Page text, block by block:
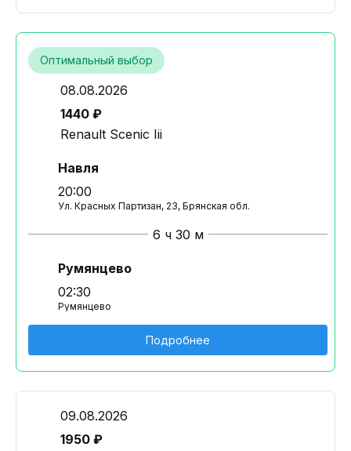
Оптимальный выбор
08.08.2026
1440 ₽
Renault Scenic Iii
Навля
20:00
Ул. Красных Партизан, 23, Брянская обл.
6 ч 30 м
Румянцево
02:30
Румянцево
Подробнее
09.08.2026
1950 ₽